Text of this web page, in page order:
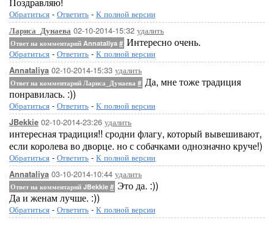
Обратиться - Ответить - К полной версии
Лариса_Дунаева 02-10-2014-15:32 удалить
Ответ на комментарий Annataliya # Интересно очень.
Обратиться - Ответить - К полной версии
Annataliya 02-10-2014-15:33 удалить
Ответ на комментарий Лариса_Дунаева # Да, мне тоже традиция
понравилась. :))
Обратиться - Ответить - К полной версии
JBekkie 02-10-2014-23:26 удалить
интересная традиция!! сродни флагу, который вывешивают,
если королева во дворце. но с собачками однозначно круче!)
Обратиться - Ответить - К полной версии
Annataliya 03-10-2014-10:44 удалить
Ответ на комментарий JBekkie # Это да. :))
Да и женам лучше. :))
Обратиться - Ответить - К полной версии